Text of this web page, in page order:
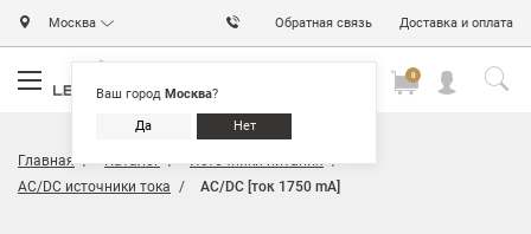
Москва
Ваш город Москва?
Да Нет
Обратная связь Доставка и оплата
0
Главная Каталог
Источники питания
AC/DC источники тока
AC/DC [ток 1750 mA]